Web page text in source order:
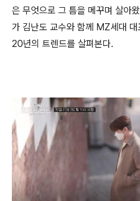
은 무엇으로 그 틈을 메꾸며 살아
가 김난도 교수와 함께 MZ세대
20년의 트렌드를 살펴본다.